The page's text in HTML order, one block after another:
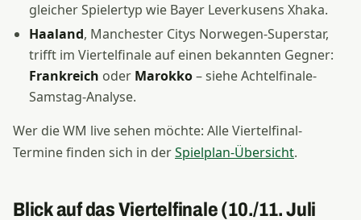
gleicher Spielertyp wie Bayer Leverkusens Xhaka.
Haaland, Manchester Citys Norwegen-Superstar,
trifft im Viertelfinale auf einen bekannten Gegner:
Frankreich oder Marokko– siehe Achtelfinale-
Samstag-Analyse.
Wer die WM live sehen möchte: Alle Viertelfinal-
Termine finden sich in derSpielplan-Übersicht.
Blick auf das Viertelfinale (10./11. Juli